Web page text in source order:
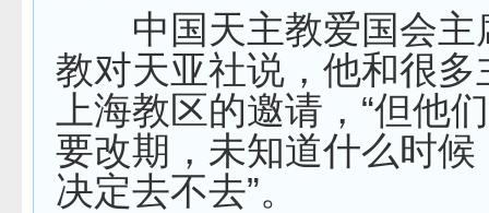
中国天主教爱国会主
教对天亚社说，他和很多
上海教区的邀请，“但他
要改期，未知道什么时候
决定去不去”。